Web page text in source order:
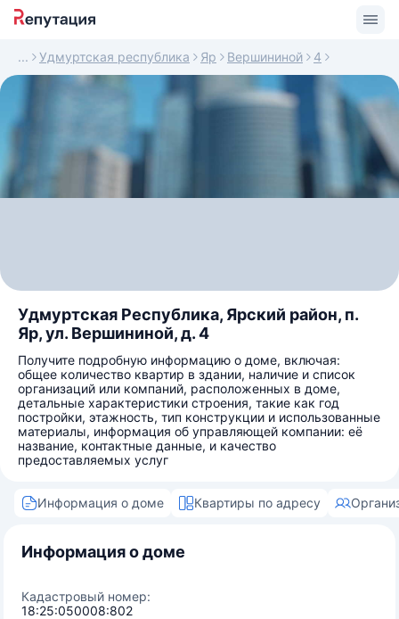
Удмуртская республика Яр Вершининой 4
Удмуртская Республика, Ярский район, п.
Яр, ул. Вершининой, д. 4
Получите подробную информацию о доме, включая:
общее количество квартир в здании, наличие и список
организаций или компаний, расположенных в доме,
детальные характеристики строения, такие как год
постройки, этажность, тип конструкции и использованные
материалы, информация об управляющей компании: её
название, контактные данные, и качество
предоставляемых услуг
Информация о доме Квартиры по адресу
Информация о доме
Кадастровый номер:
18:25:050008:802